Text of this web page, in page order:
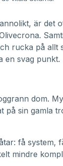
är det
rucka på allt
en svag punkt.
dom.
på sin gamla
få system,
mindre